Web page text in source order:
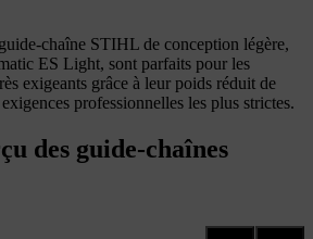
chaîne STIHL de conception légère,
ES Light, sont parfaits pour les
exigeants grâce à leur poids réduit de
professionnelles les plus strictes.
des guide-chaînes